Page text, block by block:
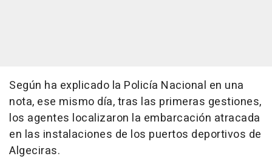
Según ha explicado la Policía Nacional en una
nota, ese mismo día, tras las primeras gestiones,
los agentes localizaron la embarcación atracada
en las instalaciones de los puertos deportivos de
Algeciras.